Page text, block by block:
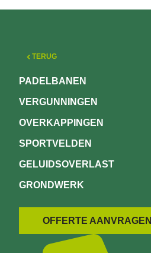
TERUG
PADELBANEN
VERGUNNINGEN
OVERKAPPINGEN
SPORTVELDEN
GELUIDSOVERLAST
GRONDWERK
OFFERTE AANVRAGEN